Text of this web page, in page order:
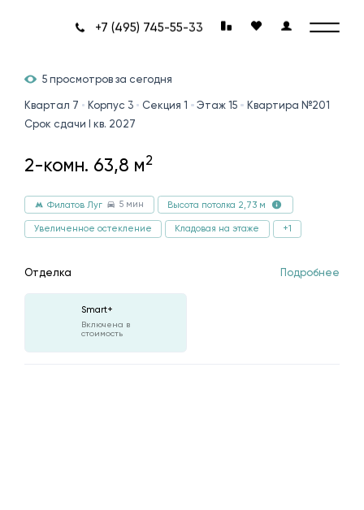
+7 (495) 745-55-33
5 просмотров за сегодня
Квартал 7 Корпус 3 Секция 1 Этаж 15
Квартира №201
Срок сдачи I кв. 2027
2-комн. 63,8 м2
Филатов Луг 5 мин Высота потолка 2,73 м
Увеличенное остекление Кладовая на этаже +1
Отделка Подробнее
Smart+
Включена в
стоимость